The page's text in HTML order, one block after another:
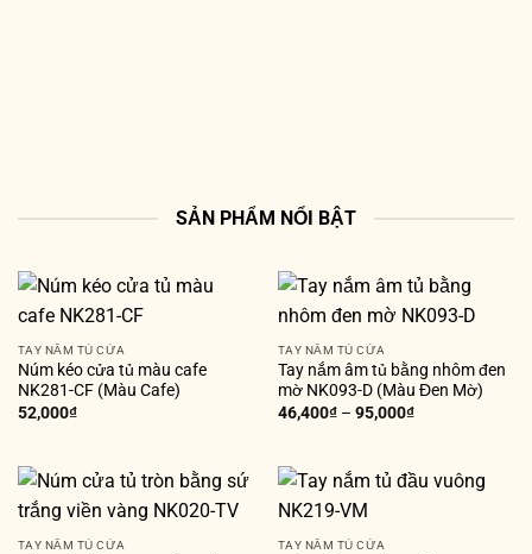
SẢN PHẨM NỔI BẬT
TAY NẮM TỦ CỬA
Núm kéo cửa tủ màu cafe
NK281-CF (Màu Cafe)
52,000₫
TAY NẮM TỦ CỬA
Tay nắm âm tủ bằng nhôm đen
mờ NK093-D (Màu Đen Mờ)
46,400₫– 95,000₫
TAY NẮM TỦ CỬA TAY NẮM TỦ CỬA